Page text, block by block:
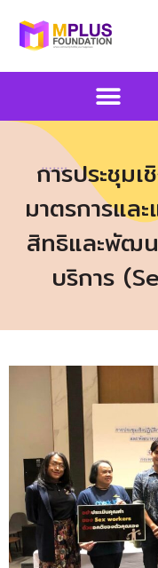
การประชุม
มาตรการแล
สิทธิและพัฒ
บริการ